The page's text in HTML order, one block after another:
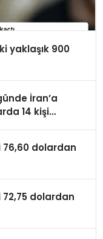
yaklaşık 900
İran’a
14 kişi
dolardan
dolardan